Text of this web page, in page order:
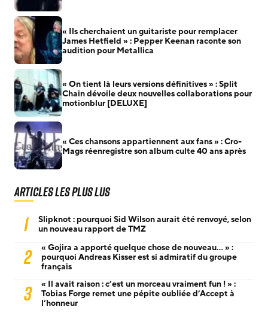
« Ils cherchaient un guitariste pour remplacer
James Hetfield » : Pepper Keenan raconte son
audition pour Metallica
« On tient là leurs versions définitives » : Split
Chain dévoile deux nouvelles collaborations pour
motionblur [DELUXE]
« Ces chansons appartiennent aux fans » : Cro-
Mags réenregistre son album culte 40 ans après
Articles les plus lus
1
Slipknot : pourquoi Sid Wilson aurait été renvoyé, selon
un nouveau rapport de TMZ
2
« Gojira a apporté quelque chose de nouveau… » :
pourquoi Andreas Kisser est si admiratif du groupe
français
3
« Il avait raison : c’est un morceau vraiment fun ! » :
Tobias Forge remet une pépite oubliée d’Accept à
l’honneur